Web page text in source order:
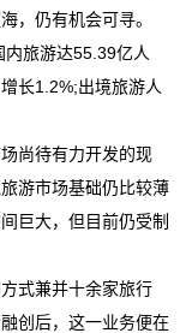
，仍有机会可寻。
旅游达55.39亿人
长1.2%;出境旅游人
尚待有力开发的现
游市场基础仍比较薄
巨大，但目前仍受制
式兼并十余家旅行
创后，这一业务便在